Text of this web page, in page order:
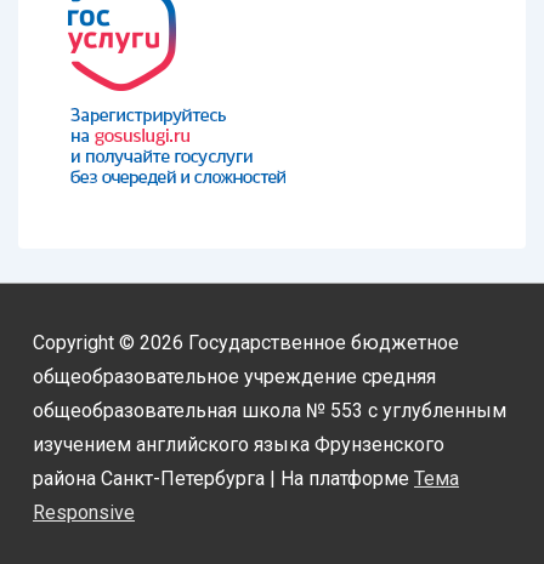
Copyright © 2026 Государственное бюджетное
общеобразовательное учреждение средняя
общеобразовательная школа № 553 с углубленным
изучением английского языка Фрунзенского
района Санкт-Петербурга | На платформе Тема
Responsive